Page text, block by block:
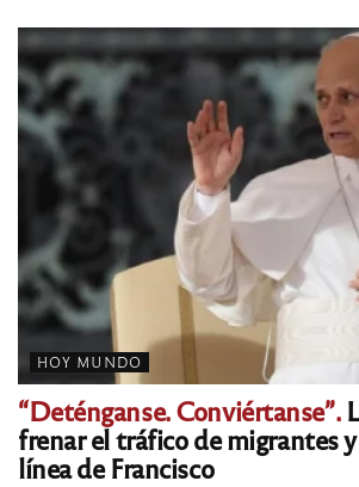
HOY MUNDO
“Deténganse. Conviértanse”.
frenar el tráfico de migrantes
línea de Francisco